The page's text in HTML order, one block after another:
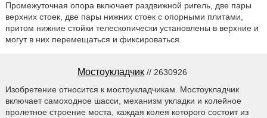
Промежуточная опора включает раздвижной ригель, две пары
верхних стоек, две пары нижних стоек с опорными плитами,
притом нижние стойки телескопически установлены в верхние и
могут в них перемещаться и фиксироваться.
Мостоукладчик // 2630926
Изобретение относится к мостоукладчикам. Мостоукладчик
включает самоходное шасси, механизм укладки и колейное
пролетное строение моста, каждая колея которого состоит из